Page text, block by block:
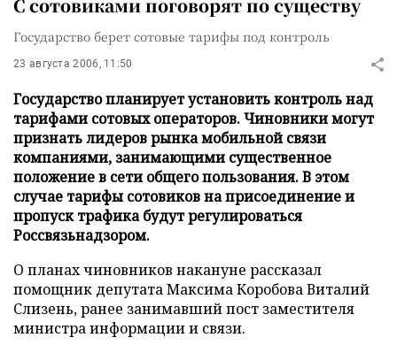
С сотовиками поговорят по существу
Государство берет сотовые тарифы под контроль
23 августа 2006, 11:50
Государство планирует установить контроль над
тарифами сотовых операторов. Чиновники могут
признать лидеров рынка мобильной связи
компаниями, занимающими существенное
положение в сети общего пользования. В этом
случае тарифы сотовиков на присоединение и
пропуск трафика будут регулироваться
Россвязьнадзором.
О планах чиновников накануне рассказал
помощник депутата Максима Коробова Виталий
Слизень, ранее занимавший пост заместителя
министра информации и связи.